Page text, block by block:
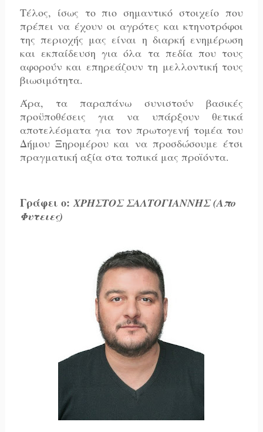
Τέλος, ίσως το πιο σημαντικό στοιχείο που
πρέπει να έχουν οι αγρότες και κτηνοτρόφοι
της περιοχής μας είναι η διαρκή ενημέρωση
και εκπαίδευση για όλα τα πεδία που τους
αφορούν και επηρεάζουν τη μελλοντική τους
βιωσιμότητα.
Άρα, τα παραπάνω συνιστούν βασικές
προϋποθέσεις για να υπάρξουν θετικά
αποτελέσματα για τον πρωτογενή τομέα του
Δήμου Ξηρομέρου και να προσδώσουμε έτσι
πραγματική αξία στα τοπικά μας προϊόντα.
Γράφει ο:ΧΡΗΣΤΟΣ ΣΑΛΤΟΓΙΑΝΝΗΣ (Απο
Φυτειες)